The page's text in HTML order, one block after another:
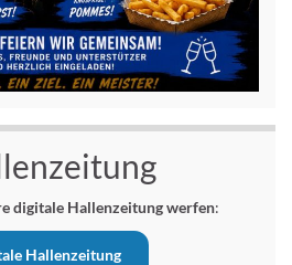
digitale Hallenzeitung werfen:
Hallenzeitung